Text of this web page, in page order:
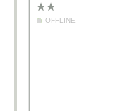
OFFLINE